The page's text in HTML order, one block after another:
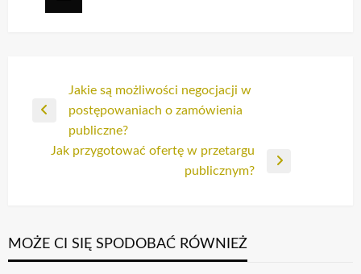
Nawigacja
wpisu
Poprzedni
Jakie są możliwości negocjacji w
postępowaniach o zamówienia
publiczne?
Jak przygotować ofertę w przetargu
publicznym?
MOŻE CI SIĘ SPODOBAĆ RÓWNIEŻ